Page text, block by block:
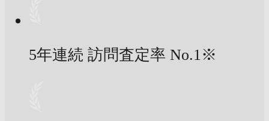
5年連続 訪問査定率 No.1※